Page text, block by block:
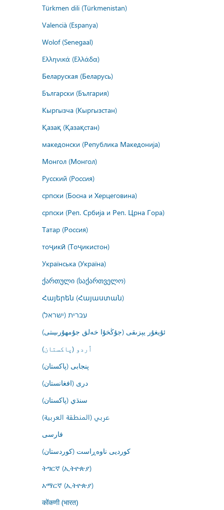
Türkmen dili (Türkmenistan)
Valencià (Espanya)
Wolof (Senegaal)
Ελληνικά (Ελλάδα)
Беларуская (Беларусь)
Български (България)
Кыргызча (Кыргызстан)
Қазақ (Қазақстан)
македонски (Република Македонија)
Монгол (Монгол)
Русский (Россия)
српски (Босна и Херцеговина)
српски (Реп. Србија и Реп. Црна Гора)
Татар (Россия)
тоҷикӣ (Тоҷикистон)
Українська (Україна)
ქართული (საქართველო)
Հայերեն (Հայաստան)
עברית (ישראל)
ئۇيغۇر يېزىقى (جۇڭخۇا خەلق جۇمھۇرىيىتى)
اُردو (پاکستان)
پنجابی (پاکستان)
درى (افغانستان)
سنڌي (پاکستان)
عربي (المنطقة العربية)
فارسى
کوردیی ناوەڕاست (کوردستان)
ትግርኛ (ኢትዮጵያ)
አማርኛ (ኢትዮጵያ)
कोंकणी (भारत)